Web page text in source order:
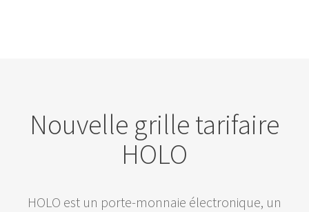
Nouvelle grille tarifaire
HOLO
HOLO est un porte-monnaie électronique, un